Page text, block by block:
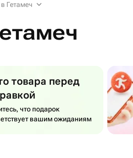
Гетамеч
товара перед
что подарок
вашим ожиданиям